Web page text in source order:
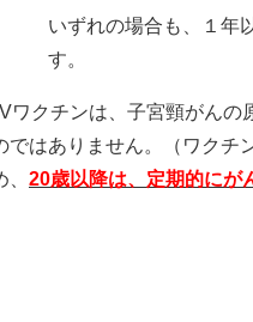
れの場合も、１年以内に
。
ワクチンは、子宮頸がんの
ではありません。（ワクチ
20歳以降は、定期的にが